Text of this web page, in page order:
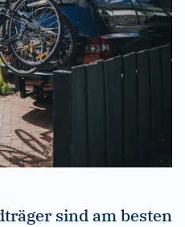
sind am besten